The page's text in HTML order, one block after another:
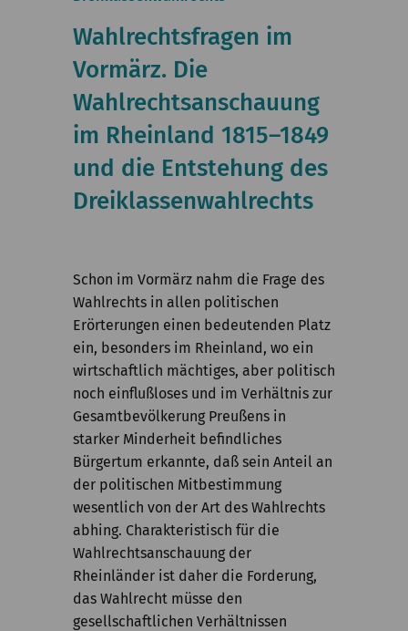
KGParl
Aktuelles
Kommission
Institut
Forschung
Wahlrechtsfragen im
Vormärz. Die
Wahlrechtsanschauung
im Rheinland 1815–1849
und die Entstehung des
Dreiklassenwahlrechts
Schon im Vormärz nahm die Frage des
Wahlrechts in allen politischen
Erörterungen einen bedeutenden Platz
ein, besonders im Rheinland, wo ein
wirtschaftlich mächtiges, aber politisch
noch einflußloses und im Verhältnis zur
Gesamtbevölkerung Preußens in
starker Minderheit befindliches
Bürgertum erkannte, daß sein Anteil an
der politischen Mitbestimmung
wesentlich von der Art des Wahlrechts
abhing. Charakteristisch für die
Wahlrechtsanschauung der
Rheinländer ist daher die Forderung,
das Wahlrecht müsse den
gesellschaftlichen Verhältnissen